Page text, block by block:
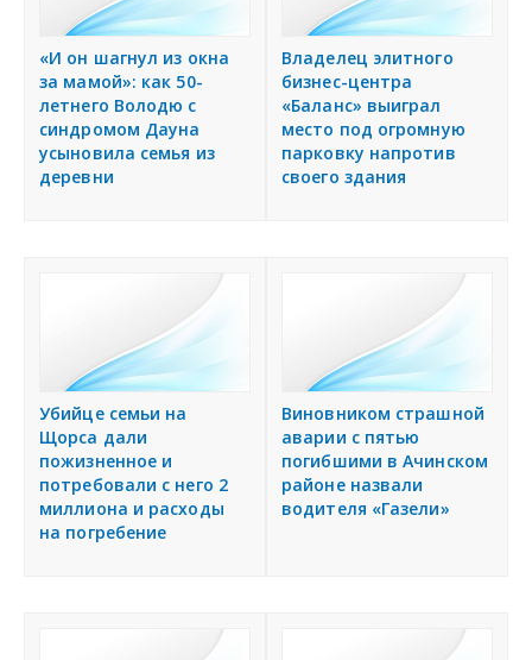
История края
Подать объявление
Регионы России
«И он шагнул из окна
за мамой»: как 50-
летнего Володю с
синдромом Дауна
усыновила семья из
деревни
Владелец элитного
бизнес-центра
«Баланс» выиграл
место под огромную
парковку напротив
своего здания
Убийце семьи на
Щорса дали
пожизненное и
потребовали с него 2
миллиона и расходы
на погребение
Виновником страшной
аварии с пятью
погибшими в Ачинском
районе назвали
водителя «Газели»